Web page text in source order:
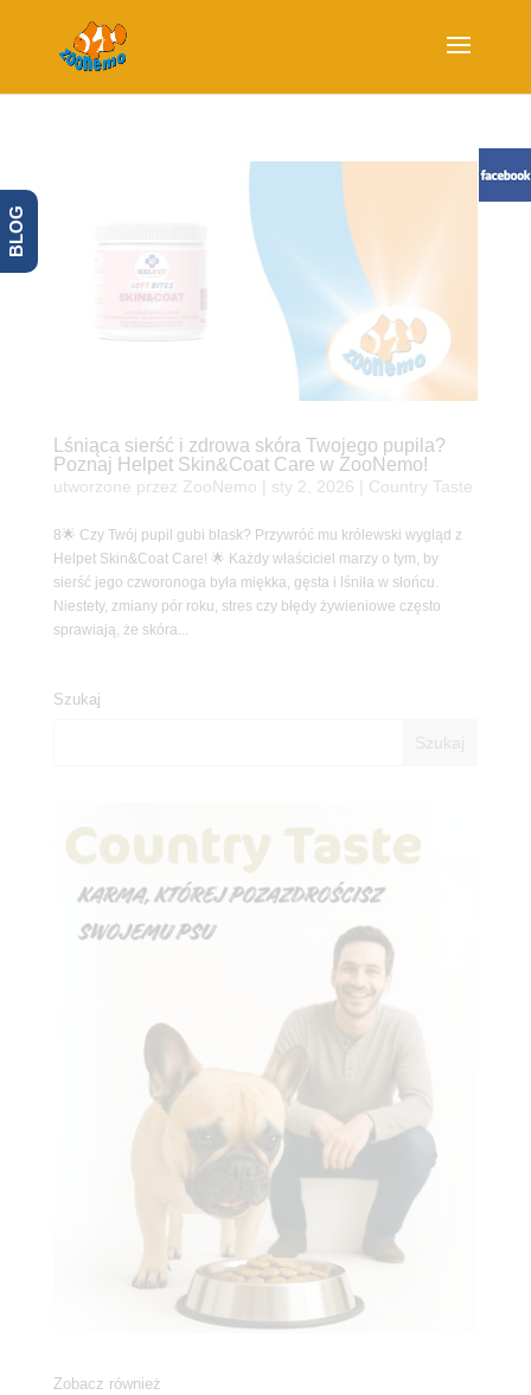
Lśniąca sierść i zdrowa skóra Twojego pupila?
Poznaj Helpet Skin&Coat Care w ZooNemo!
utworzone przez ZooNemo sty 2, 2026 Country Taste
8🌟 Czy Twój pupil gubi blask? Przywróć mu królewski wygląd z
Helpet Skin&Coat Care! 🌟 Każdy właściciel marzy o tym, by
sierść jego czworonoga była miękka, gęsta i lśniła w słońcu.
Niestety, zmiany pór roku, stres czy błędy żywieniowe często
sprawiają, że skóra...
Szukaj
Zobacz również
BLOG